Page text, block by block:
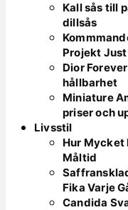
Kall sås till
dillsås
Projekt Just
Dior
hållbarhet
Miniature
priser och
Livsstil
Hur Mycket
Måltid
Fika Varje
Candida